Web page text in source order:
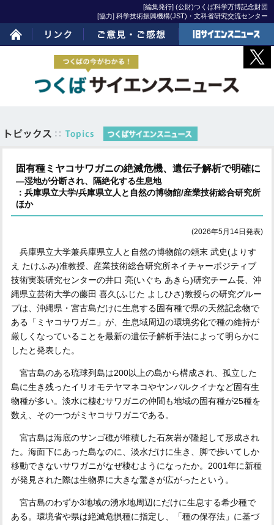
[編集発行] (公財)つくば科学万博記念財団
[協力] 科学技術振興機構(JST)・文科省研究交流センター
ホーム リンク ご意見・ご感想
旧サイエンスニュー
固有種ミヤコサワガニの絶滅危機、遺伝子解析で明確に
―湿地が分断され、隔絶化する生息地
：兵庫県立大学/兵庫県立人と自然の博物館/産業技術総合研究所
ほか
(2026年5月14日発表)
兵庫県立大学兼兵庫県立人と自然の博物館の頼末 武史(よりす
え たけふみ)准教授、産業技術総合研究所ネイチャーポジティブ
技術実装研究センターの井口 亮(いぐち あきら)研究チーム長、沖
縄県立芸術大学の藤田 喜久(ふじた よしひさ)教授らの研究グルー
プは、沖縄県・宮古島だけに生息する固有種で県の天然記念物で
ある「ミヤコサワガニ」が、生息域周辺の環境劣化で種の維持が
厳しくなっていることを最新の遺伝子解析手法によって明らかに
したと発表した。
宮古島のある琉球列島は200以上の島から構成され、孤立した
島に生き残ったイリオモテヤマネコやヤンバルクイナなど固有生
物種が多い。淡水に棲むサワガニの仲間も地域の固有種が25種を
数え、その一つがミヤコサワガニである。
宮古島は海底のサンゴ礁が堆積した石灰岩が隆起して形成され
た。海面下にあった島なのに、淡水だけに生き、脚で歩いてしか
移動できないサワガニがなぜ棲むようになったか。2001年に新種
が発見された際は生物界に大きな驚きが広がったという。
宮古島のわずか3地域の湧水地周辺にだけに生息する希少種で
ある。環境省や県は絶滅危惧種に指定し、「種の保存法」に基づ